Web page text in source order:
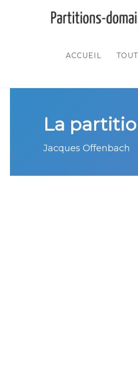
ACCUEIL
La
Jacques Offenbach